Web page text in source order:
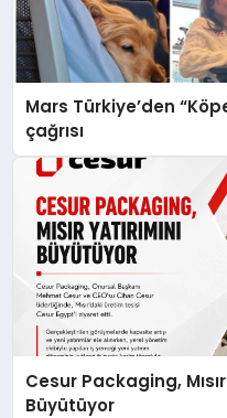
Mars Türkiye’den
çağrısı
Cesur Packaging,
Büyütüyor